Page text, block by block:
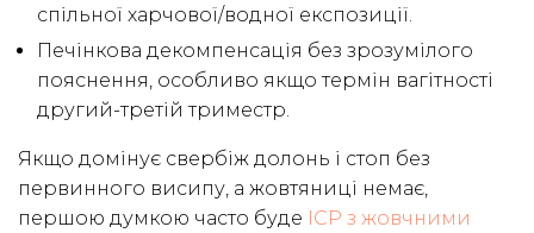
спільної харчової/водної експозиції.
Печінкова декомпенсація без зрозумілого
пояснення, особливо якщо термін вагітності
другий-третій триместр.
Якщо домінує свербіж долонь і стоп без
первинного висипу, а жовтяниці немає,
першою думкою часто буде ICP з жовчними